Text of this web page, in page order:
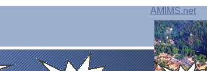
AMIMS.net